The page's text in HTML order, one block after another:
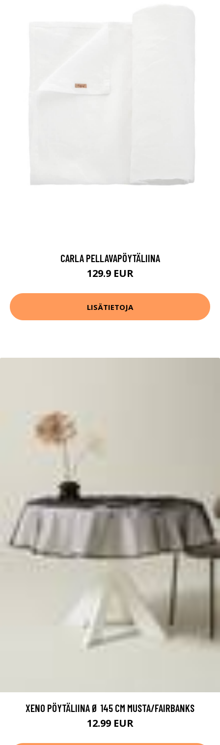
CARLA PELLAVAPÖYTÄLIINA
129.9 EUR
LISÄTIETOJA
XENO PÖYTÄLIINA Ø 145 CM MUSTA/FAIRBANKS
12.99 EUR